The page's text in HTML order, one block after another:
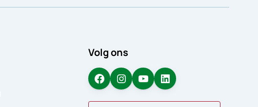
Volg ons
Facebook
Instagram
YouTubeLinkedIn